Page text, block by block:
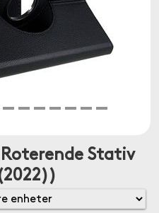
Roterende Stativ